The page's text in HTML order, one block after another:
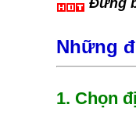
Những
1. Chọn